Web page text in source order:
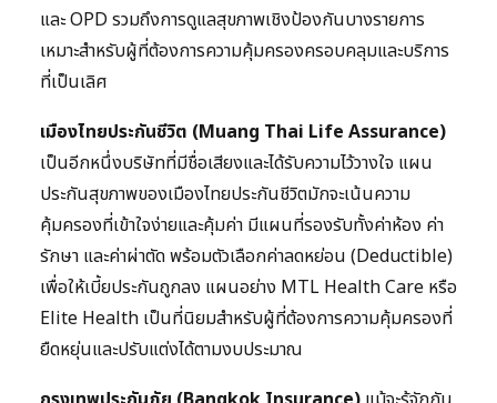
และ OPD รวมถึงการดูแลสุขภาพเชิงป้องกันบางรายการ
เหมาะสำหรับผู้ที่ต้องการความคุ้มครองครอบคลุมและบริการ
ที่เป็นเลิศ
เมืองไทยประกันชีวิต (Muang Thai Life Assurance)
เป็นอีกหนึ่งบริษัทที่มีชื่อเสียงและได้รับความไว้วางใจ แผน
ประกันสุขภาพของเมืองไทยประกันชีวิตมักจะเน้นความ
คุ้มครองที่เข้าใจง่ายและคุ้มค่า มีแผนที่รองรับทั้งค่าห้อง ค่า
รักษา และค่าผ่าตัด พร้อมตัวเลือกค่าลดหย่อน (Deductible)
เพื่อให้เบี้ยประกันถูกลง แผนอย่าง MTL Health Care หรือ
Elite Health เป็นที่นิยมสำหรับผู้ที่ต้องการความคุ้มครองที่
ยืดหยุ่นและปรับแต่งได้ตามงบประมาณ